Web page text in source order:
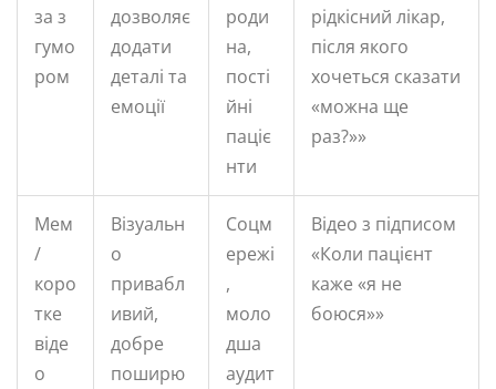
за з
гумо
ром
дозволяє
додати
деталі та
емоції
роди
на,
пості
йні
паціє
нти
рідкісний лікар,
після якого
хочеться сказати
«можна ще
раз?»»
Мем
/
коро
тке
віде
о
Візуальн
о
привабл
ивий,
добре
поширю
Соцм
ережі
,
моло
дша
аудит
Відео з підписом
«Коли пацієнт
каже «я не
боюся»»